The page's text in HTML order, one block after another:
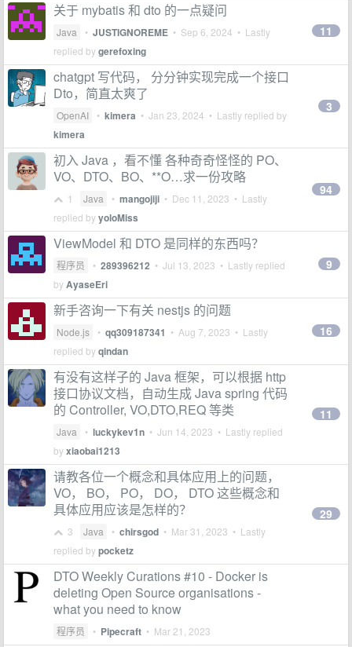
关于 mybatis 和 dto 的一点疑问
Java • JUSTIGNOREME • Sep 6, 2024 • Lastly
replied bygerefoxing
11
chatgpt 写代码， 分分钟实现完成一个接口
Dto，简直太爽了
OpenAI • kimera • Jan 23, 2024 • Lastly replied by
kimera
3
初入 Java ，看不懂 各种奇奇怪怪的 PO、
VO、DTO、BO、**O…求一份攻略
1 Java • mangojiji • Dec 11, 2023 • Lastly
replied byyoloMiss
94
ViewModel 和 DTO 是同样的东西吗？
程序员 • 289396212 • Jul 13, 2023 • Lastly replied
byAyaseEri
9
新手咨询一下有关 nestjs 的问题
Node.js • qq309187341 • Aug 7, 2023 • Lastly
replied byqindan
16
有没有这样子的 Java 框架，可以根据 http
接口协议文档，自动生成 Java spring 代码
的 Controller, VO,DTO,REQ 等类
Java • luckykev1n • Jun 14, 2023 • Lastly replied
byxiaobai1213
11
请教各位一个概念和具体应用上的问题，
VO， BO， PO， DO， DTO 这些概念和
具体应用应该是怎样的？
3 Java • chirsgod • Mar 31, 2023 • Lastly
replied bypocketz
29
DTO Weekly Curations #10 - Docker is
deleting Open Source organisations -
what you need to know
程序员 • Pipecraft • Mar 21, 2023